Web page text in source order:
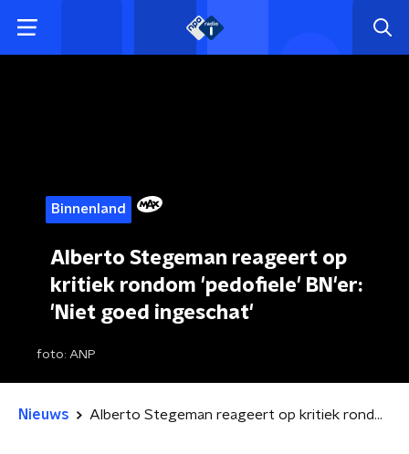
Binnenland
Alberto Stegeman reageert op
kritiek rondom 'pedofiele' BN'er:
'Niet goed ingeschat'
foto: ANP
Nieuws Alberto Stegeman reageert op kritiek rondom 'pedofiele' BN'er: 'Niet goed ingeschat'